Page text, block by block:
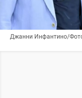
Джанни Инфантино/